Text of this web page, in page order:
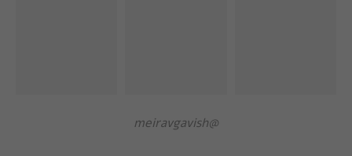
@meiravgavish